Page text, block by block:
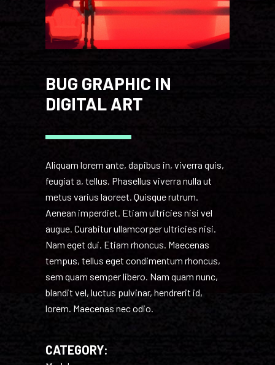
BUG GRAPHIC IN
DIGITAL ART
Aliquam lorem ante, dapibus in, viverra quis,
feugiat a, tellus. Phasellus viverra nulla ut
metus varius laoreet. Quisque rutrum.
Aenean imperdiet. Etiam ultricies nisi vel
augue. Curabitur ullamcorper ultricies nisi.
Nam eget dui. Etiam rhoncus. Maecenas
tempus, tellus eget condimentum rhoncus,
sem quam semper libero. Nam quam nunc,
blandit vel, luctus pulvinar, hendrerit id,
lorem. Maecenas nec odio.
CATEGORY: